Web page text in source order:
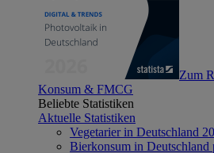
Zum
Konsum & FMCG
Beliebte Statistiken
Aktuelle Statistiken
Vegetarier in Deutschland
Bierkonsum in